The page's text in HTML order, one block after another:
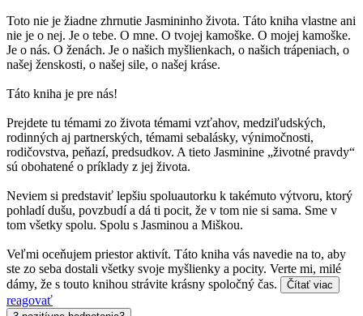
Toto nie je žiadne zhrnutie Jasmininho života. Táto kniha vlastne ani
nie je o nej. Je o tebe. O mne. O tvojej kamoške. O mojej kamoške.
Je o nás. O ženách. Je o našich myšlienkach, o našich trápeniach, o
našej ženskosti, o našej sile, o našej kráse.
Táto kniha je pre nás!
Prejdete tu témami zo života témami vzťahov, medziľudských,
rodinných aj partnerských, témami sebalásky, výnimočnosti,
rodičovstva, peňazí, predsudkov. A tieto Jasminine „životné pravdy“
sú obohatené o príklady z jej života.
Neviem si predstaviť lepšiu spoluautorku k takémuto výtvoru, ktorý
pohladí dušu, povzbudí a dá ti pocit, že v tom nie si sama. Sme v
tom všetky spolu. Spolu s Jasminou a Miškou.
Veľmi oceňujem priestor aktivít. Táto kniha vás navedie na to, aby
ste zo seba dostali všetky svoje myšlienky a pocity. Verte mi, milé
dámy, že s touto knihou strávite krásny spoločný čas.
Čítať viac
reagovať